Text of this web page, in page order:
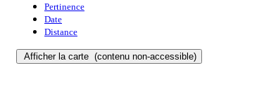
Pertinence
Date
Distance
Afficher la carte (contenu non-accessible)